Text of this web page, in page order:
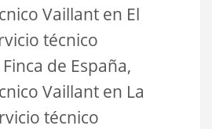
Vaillant en El
técnico
de España,
Vaillant en La
técnico